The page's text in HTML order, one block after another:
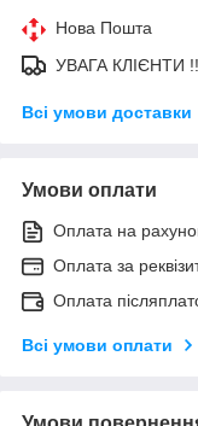
Нова Пошта
УВАГА КЛІЄНТИ
Всі умови доставки
Умови оплати
Оплата на
Оплата за
Оплата
Всі умови оплати